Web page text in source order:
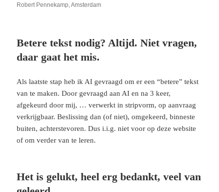
Robert Pennekamp, Amsterdam
Betere tekst nodig? Altijd. Niet vragen,
daar gaat het mis.
Als laatste stap heb ik AI gevraagd om er een “betere” tekst
van te maken. Door gevraagd aan AI en na 3 keer,
afgekeurd door mij, … verwerkt in stripvorm, op aanvraag
verkrijgbaar. Beslissing dan (of niet), omgekeerd, binneste
buiten, achterstevoren. Dus i.i.g. niet voor op deze website
of om verder van te leren.
Het is gelukt, heel erg bedankt, veel van